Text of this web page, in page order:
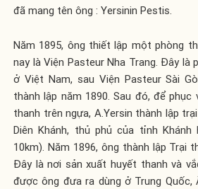
đã mang tên ông : Yersinin Pestis.
Năm 1895, ông thiết lập một phòng
nay là Viện Pasteur Nha Trang. Đây là
ở Việt Nam, sau Viện Pasteur Sài
thành lập năm 1890. Sau đó, để
thanh trên ngựa, A.Yersin thành lập
Diên Khánh, thủ phủ của tỉnh Khánh
10km). Năm 1896, ông thành lập Trại
Đây là nơi sản xuất huyết thanh và
được ông đưa ra dùng ở Trung